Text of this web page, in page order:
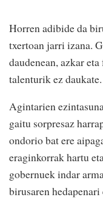
Horren adibide da
txertoan jarri izana.
daudenean, azkar
talenturik ez daukate.
Agintarien
gaitu sorpresaz
ondorio bat ere
eraginkorrak hartu
gobernuek indar
birusaren